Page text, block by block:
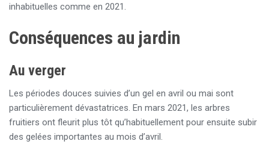
inhabituelles comme en 2021.
Conséquences au jardin
Au verger
Les périodes douces suivies d’un gel en avril ou mai sont
particulièrement dévastatrices. En mars 2021, les arbres
fruitiers ont fleurit plus tôt qu’habituellement pour ensuite subir
des gelées importantes au mois d’avril.